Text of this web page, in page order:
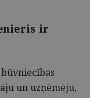
ir
un uzņēmēju,